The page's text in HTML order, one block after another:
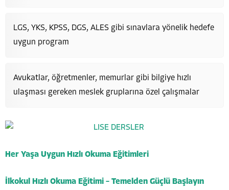
LGS, YKS, KPSS, DGS, ALES gibi sınavlara yönelik hedefe
uygun program
Avukatlar, öğretmenler, memurlar gibi bilgiye hızlı
ulaşması gereken meslek gruplarına özel çalışmalar
Her Yaşa Uygun Hızlı Okuma Eğitimleri
İlkokul Hızlı Okuma Eğitimi – Temelden Güçlü Başlayın